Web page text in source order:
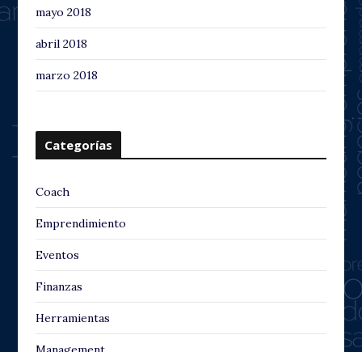
mayo 2018
abril 2018
marzo 2018
Categorías
Coach
Emprendimiento
Eventos
Finanzas
Herramientas